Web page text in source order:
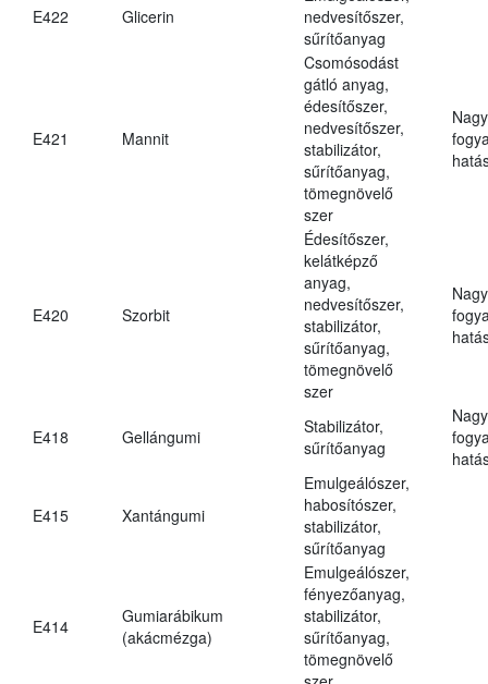
E422 Glicerin
nedvesítőszer,
sűrítőanyag
E421 Mannit
Csomósodást
gátló anyag,
édesítőszer,
nedvesítőszer,
stabilizátor,
sűrítőanyag,
tömegnövelő
szer
E420 Szorbit
Édesítőszer,
kelátképző
anyag,
nedvesítőszer,
stabilizátor,
sűrítőanyag,
tömegnövelő
szer
E418 Gellángumi
Stabilizátor,
sűrítőanyag
E415 Xantángumi
Emulgeálószer,
habosítószer,
stabilizátor,
sűrítőanyag
E414
Gumiarábikum
(akácmézga)
Emulgeálószer,
fényezőanyag,
stabilizátor,
sűrítőanyag,
tömegnövelő